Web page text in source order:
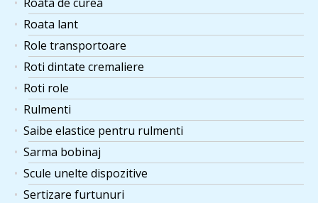
Roata lant
Role transportoare
Roti dintate cremaliere
Roti role
Rulmenti
Saibe elastice pentru rulmenti
Sarma bobinaj
Scule unelte dispozitive
Sertizare furtunuri